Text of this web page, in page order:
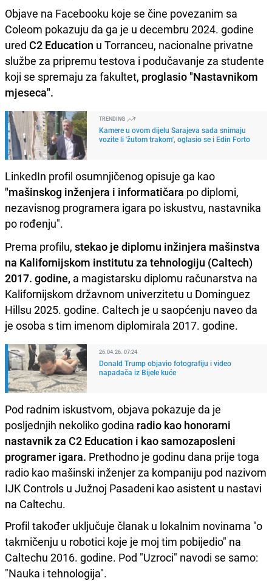
Objave na Facebooku koje se čine povezanim sa
Coleom pokazuju da ga je u decembru 2024. godine
ured C2 Education u Torranceu, nacionalne privatne
službe za pripremu testova i podučavanje za studente
koji se spremaju za fakultet, proglasio "Nastavnikom
mjeseca".
TRENDING
Kamere u ovom dijelu Sarajeva sada snimaju
vozite li 'žutom trakom', oglasio se i Edin Forto
LinkedIn profil osumnjičenog opisuje ga kao
"mašinskog inženjera i informatičara po diplomi,
nezavisnog programera igara po iskustvu, nastavnika
po rođenju".
Prema profilu, stekao je diplomu inžinjera mašinstva
na Kalifornijskom institutu za tehnologiju (Caltech)
2017. godine, a magistarsku diplomu računarstva na
Kalifornijskom državnom univerzitetu u Dominguez
Hillsu 2025. godine. Caltech je u saopćenju naveo da
je osoba s tim imenom diplomirala 2017. godine.
26.04.26. 07:24
Donald Trump objavio fotografiju i video
napadača iz Bijele kuće
Pod radnim iskustvom, objava pokazuje da je
posljednjih nekoliko godina radio kao honorarni
nastavnik za C2 Education i kao samozaposleni
programer igara. Prethodno je godinu dana prije toga
radio kao mašinski inženjer za kompaniju pod nazivom
IJK Controls u Južnoj Pasadeni kao asistent u nastavi
na Caltechu.
Profil također uključuje članak u lokalnim novinama "o
takmičenju u robotici koje je moj tim pobijedio" na
Caltechu 2016. godine. Pod "Uzroci" navodi se samo:
"Nauka i tehnologija".